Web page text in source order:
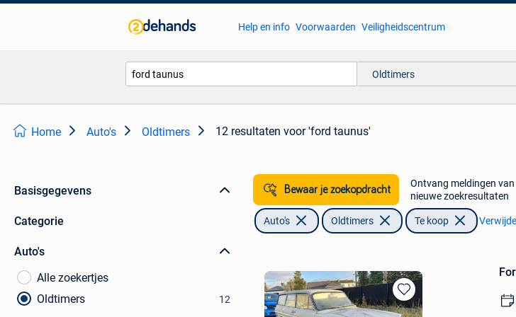
Help en info Voorwaarden Veiligheidscentrum
Oldtimers
Home Auto's Oldtimers 12 resultaten voor 'ford taunus'
Basisgegevens
Categorie
Auto's
Alle zoekertjes
Oldtimers
12
Bewaar je zoekopdracht
Ontvang meldingen van
nieuwe zoekresultaten
Auto's Oldtimers Te koop
Bewaren